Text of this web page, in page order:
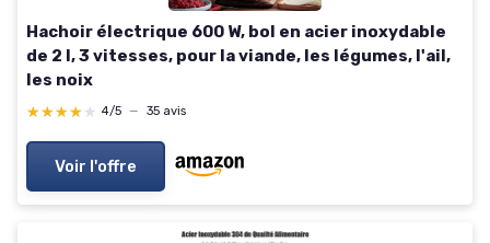
Hachoir électrique 600 W, bol en acier inoxydable
de 2 l, 3 vitesses, pour la viande, les légumes, l'ail,
les noix
★★★★★
★★★★★ 4/5 — 35 avis
Voir l'offre